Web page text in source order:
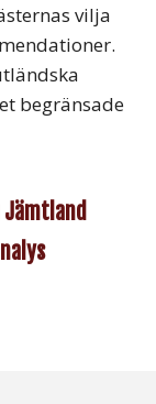
vilja
begränsade